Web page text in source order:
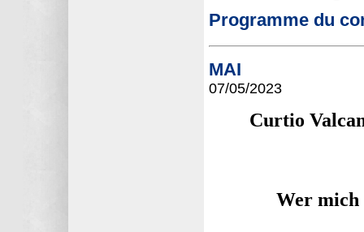
Programme du
MAI
07/05/2023
Curtio
Wer